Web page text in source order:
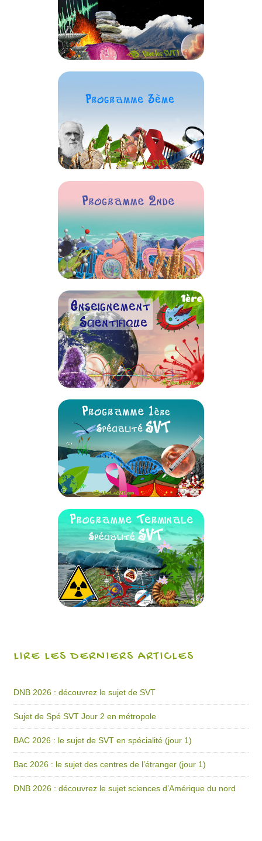
LIRE LES DERNIERS ARTICLES
DNB 2026 : découvrez le sujet de SVT
Sujet de Spé SVT Jour 2 en métropole
BAC 2026 : le sujet de SVT en spécialité (jour 1)
Bac 2026 : le sujet des centres de l’étranger (jour 1)
DNB 2026 : découvrez le sujet sciences d’Amérique du nord